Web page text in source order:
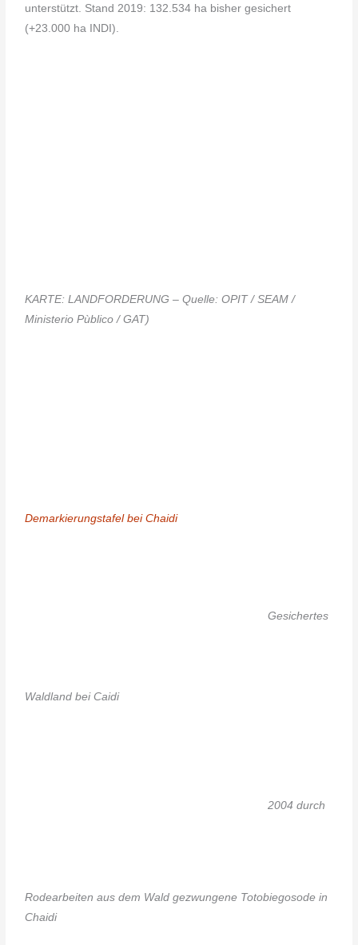
unterstützt. Stand 2019: 132.534 ha bisher gesichert
(+23.000 ha INDI).
KARTE: LANDFORDERUNG –Quelle: OPIT / SEAM /
Ministerio Pùblico / GAT)
Demarkierungstafel bei Chaidi
Gesichertes
Waldland bei Caidi
2004 durch
Rodearbeiten aus dem Wald gezwungene Totobiegosode in
Chaidi